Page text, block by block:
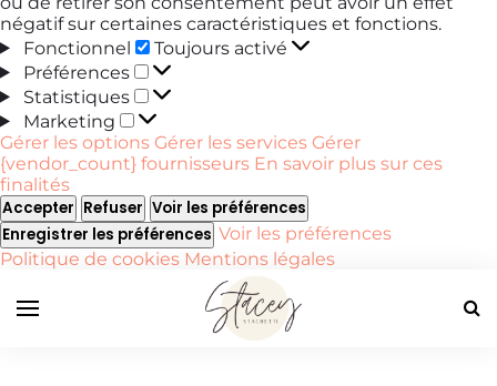
négatif sur certaines caractéristiques et fonctions.
Fonctionnel
Fonctionnel
Toujours activé
Préférences
Préférences
Statistiques
Statistiques
Marketing
Marketing
Gérer les options Gérer les services Gérer
{vendor_count} fournisseurs En savoir plus sur ces
finalités
Accepter Refuser Voir les préférences
Enregistrer les préférences Voir les préférences
Politique de cookies Mentions légales